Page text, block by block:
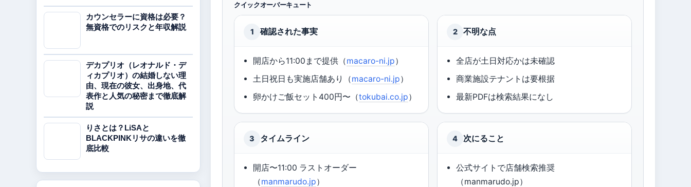
クイックオーバーキュート
1 確認された事実
開店から11:00まで提供（macaro-ni.jp）
土日祝日も実施店舗あり（macaro-ni.jp）
卵かけご飯セット400円〜（tokubai.co.jp）
2 不明な点
全店が土日対応かは未確認
商業施設テナントは要根据
最新PDFは検索結果になし
3 タイムライン
開店〜11:00 ラストオーダー
（manmarudo.jp）
4 次にること
公式サイトで店舗検索推奨
（manmarudo.jp）
カウンセラーに資格は必要？
無資格でのリスクと年収解説
デカプリオ（レオナルド・デ
ィカプリオ）の結婚しない理
由、現在の彼女、出身地、代
表作と人気の秘密まで徹底解
説
りさとは？LiSAと
BLACKPINKリサの違いを徹
底比較